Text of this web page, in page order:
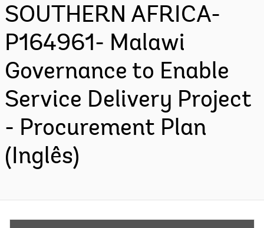
SOUTHERN AFRICA-
P164961- Malawi
Governance to Enable
Service Delivery Project
- Procurement Plan
(Inglês)